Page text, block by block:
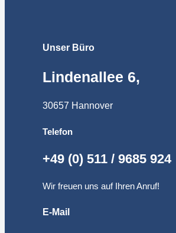
Unser Büro
Lindenallee 6,
30657 Hannover
Telefon
+49 (0) 511 / 9685 924
Wir freuen uns auf Ihren Anruf!
E-Mail